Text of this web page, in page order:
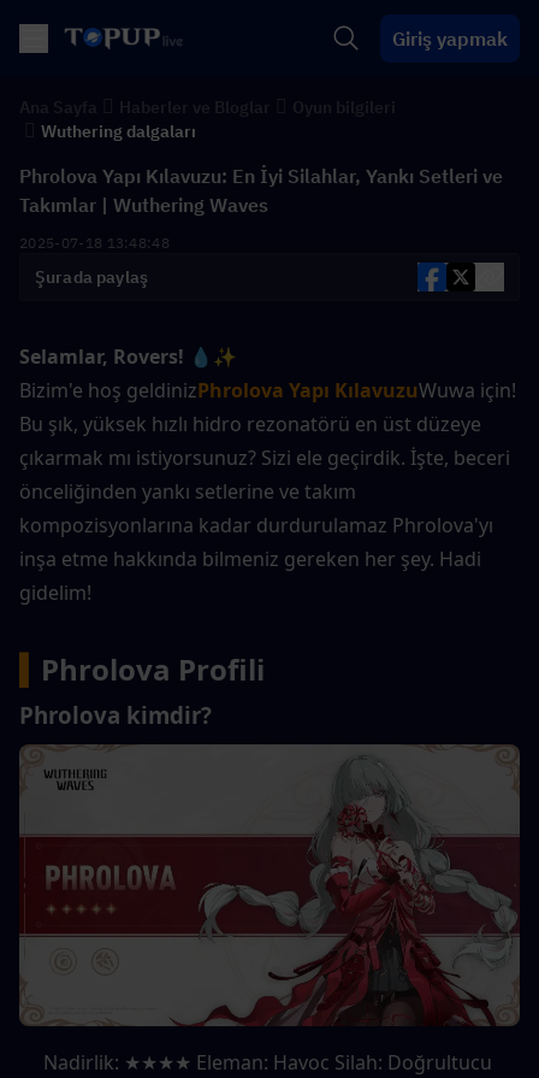
Giriş yapmak
Wuthering dalgaları
Phrolova Yapı Kılavuzu: En İyi Silahlar, Yankı Setleri ve
Takımlar | Wuthering Waves
2025-07-18 13:48:48
Şurada paylaş
Selamlar, Rovers! 💧✨
Bizim'e hoş geldinizPhrolova Yapı KılavuzuWuwa için!
Bu şık, yüksek hızlı hidro rezonatörü en üst düzeye
çıkarmak mı istiyorsunuz? Sizi ele geçirdik. İşte, beceri
önceliğinden yankı setlerine ve takım
kompozisyonlarına kadar durdurulamaz Phrolova'yı
inşa etme hakkında bilmeniz gereken her şey. Hadi
gidelim!
Phrolova Profili
Phrolova kimdir?
Nadirlik: ★★★★ Eleman: Havoc Silah: Doğrultucu